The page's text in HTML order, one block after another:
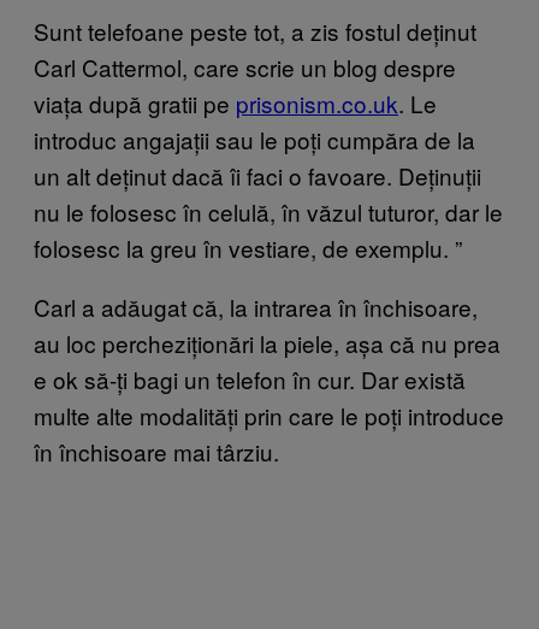
Sunt telefoane peste tot, a zis fostul deținut
Carl Cattermol, care scrie un blog despre
viața după gratii pe prisonism.co.uk. Le
introduc angajații sau le poți cumpăra de la
un alt deținut dacă îi faci o favoare. Deținuții
nu le folosesc în celulă, în văzul tuturor, dar le
folosesc la greu în vestiare, de exemplu. ”
Carl a adăugat că, la intrarea în închisoare,
au loc percheziționări la piele, așa că nu prea
e ok să-ți bagi un telefon în cur. Dar există
multe alte modalități prin care le poți introduce
în închisoare mai târziu.